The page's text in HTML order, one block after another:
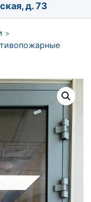
д. 73
>